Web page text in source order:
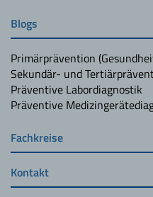
Blogs
Primärprävention
Sekundär- und
Präventive Labordiagnostik
Präventive
Fachkreise
Kontakt